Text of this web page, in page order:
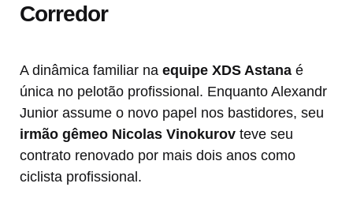
Corredor
A dinâmica familiar na equipe XDS Astana é
única no pelotão profissional. Enquanto Alexandr
Junior assume o novo papel nos bastidores, seu
irmão gêmeo Nicolas Vinokurov teve seu
contrato renovado por mais dois anos como
ciclista profissional.